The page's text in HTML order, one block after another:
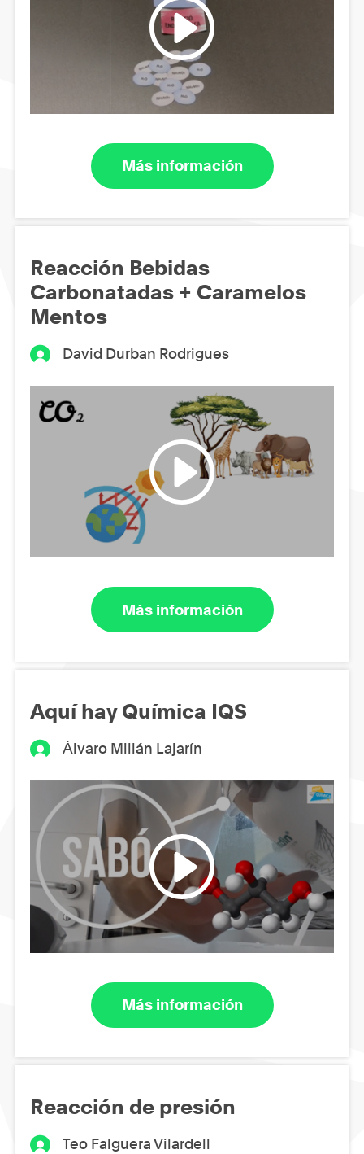
Más información
Reacción Bebidas
Carbonatadas + Caramelos
Mentos
David Durban Rodrigues
Más información
Aquí hay Química IQS
Álvaro Millán Lajarín
Más información
Reacción de presión
Teo Falguera Vilardell